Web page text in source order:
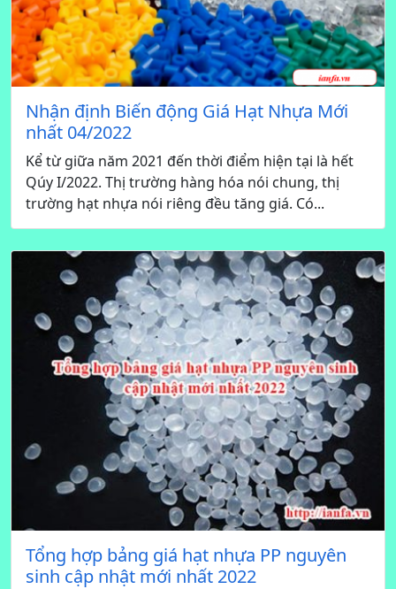
Nhận định Biến động Giá Hạt Nhựa Mới
nhất 04/2022
Kể từ giữa năm 2021 đến thời điểm hiện tại là hết
Qúy I/2022. Thị trường hàng hóa nói chung, thị
trường hạt nhựa nói riêng đều tăng giá. Có...
Tổng hợp bảng giá hạt nhựa PP nguyên
sinh cập nhật mới nhất 2022